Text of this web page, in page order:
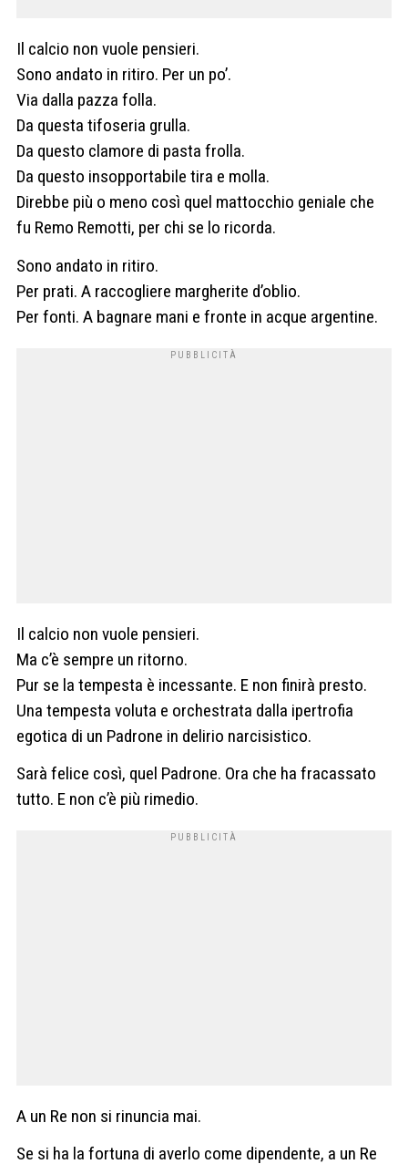
Il calcio non vuole pensieri.
Sono andato in ritiro. Per un po’.
Via dalla pazza folla.
Da questa tifoseria grulla.
Da questo clamore di pasta frolla.
Da questo insopportabile tira e molla.
Direbbe più o meno così quel mattocchio geniale che
fu Remo Remotti, per chi se lo ricorda.
Sono andato in ritiro.
Per prati. A raccogliere margherite d’oblio.
Per fonti. A bagnare mani e fronte in acque argentine.
Il calcio non vuole pensieri.
Ma c’è sempre un ritorno.
Pur se la tempesta è incessante. E non finirà presto.
Una tempesta voluta e orchestrata dalla ipertrofia
egotica di un Padrone in delirio narcisistico.
Sarà felice così, quel Padrone. Ora che ha fracassato
tutto. E non c’è più rimedio.
A un Re non si rinuncia mai.
Se si ha la fortuna di averlo come dipendente, a un Re